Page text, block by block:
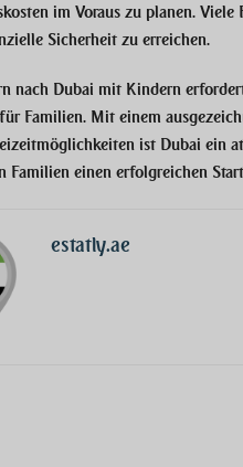
im Voraus zu planen.
Sicherheit zu erreichen.
nach Dubai mit Kindern
Familien. Mit einem
ist Dubai ein
Familien einen erfolgreichen
estatly.ae